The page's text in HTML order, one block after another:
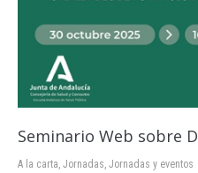
Seminario Web sobre
A la carta, Jornadas, Jornadas y eventos